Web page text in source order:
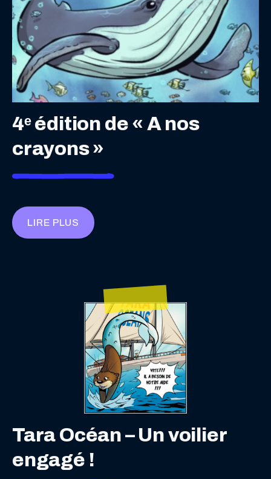
4ᵉ édition de « A nos
crayons »
LIRE PLUS
Tara Océan – Un voilier
engagé !